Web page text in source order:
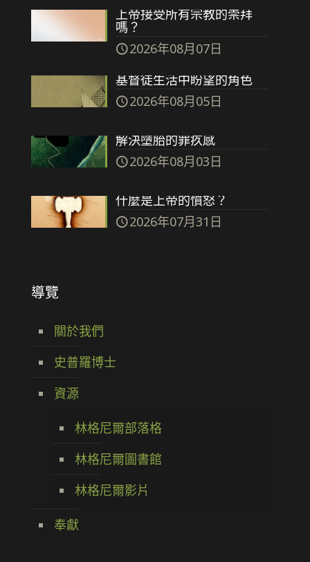
上帝接受所有宗教的崇拜
嗎？
2026年08月07日
基督徒生活中盼望的角色
2026年08月05日
解決墮胎的罪疚感
2026年08月03日
什麼是上帝的憤怒？
2026年07月31日
導覽
關於我們
史普羅博士
資源
林格尼爾部落格
林格尼爾圖書館
林格尼爾影片
奉獻